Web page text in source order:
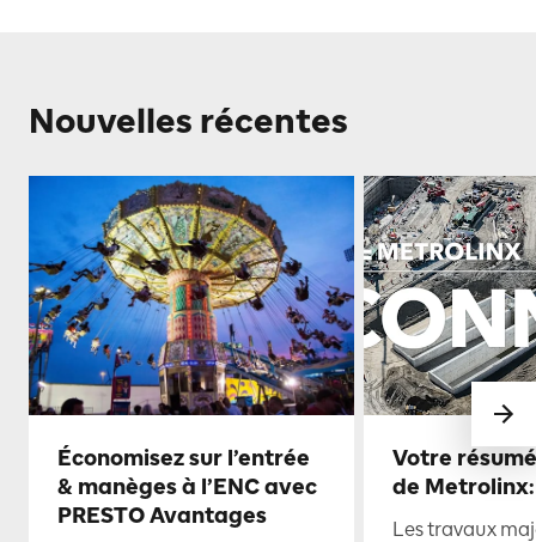
Nouvelles récentes
Économisez sur l’entrée
& manèges à l’ENC avec
PRESTO Avantages
Votre
de
Les travaux